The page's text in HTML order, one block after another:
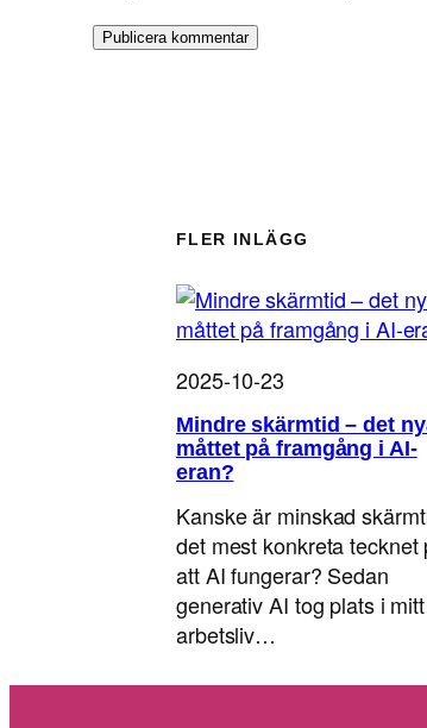
FLER INLÄGG
2025-10-23
Mindre skärmtid – det
måttet på framgång i AI-
eran?
Kanske är minskad
det mest konkreta tecknet
att AI fungerar? Sedan
generativ AI tog plats i mitt
arbetsliv…